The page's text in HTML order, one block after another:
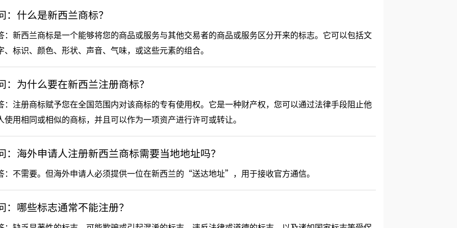
：什么是新西兰商标？
：新西兰商标是一个能够将您的商品或服务与其他交易者的商品或服务区分开来的标志。它可以包括文
、标识、颜色、形状、声音、气味，或这些元素的组合。
：为什么要在新西兰注册商标？
：注册商标赋予您在全国范围内对该商标的专有使用权。它是一种财产权，您可以通过法律手段阻止他
使用相同或相似的商标，并且可以作为一项资产进行许可或转让。
：海外申请人注册新西兰商标需要当地地址吗？
：不需要。但海外申请人必须提供一位在新西兰的“送达地址”，用于接收官方通信。
：哪些标志通常不能注册？